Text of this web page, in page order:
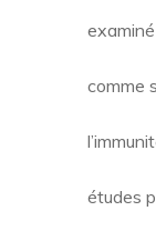
comme
études